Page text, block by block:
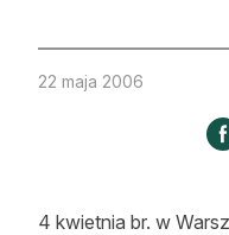
Nowe
Kultura i
Strefa eksperta
22 maja 2006
4 kwietnia br. w